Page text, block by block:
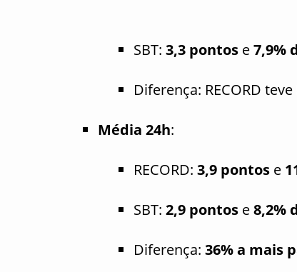
SBT: 3,3 pontos e7,9%
Diferença: RECORD teve
Média 24h:
RECORD: 3,9 pontos e
SBT: 2,9 pontos e8,2%
Diferença: 36% a mais